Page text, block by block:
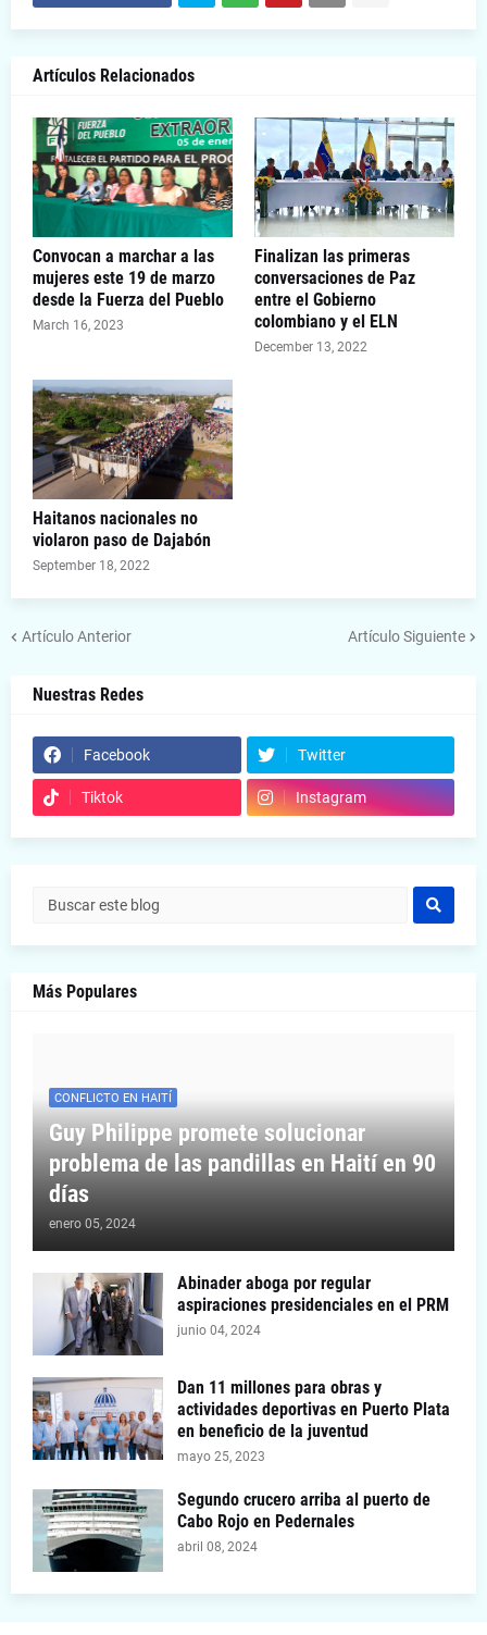
Artículos Relacionados
Convocan a marchar a las
mujeres este 19 de marzo
desde la Fuerza del Pueblo
March 16, 2023
Finalizan las primeras
conversaciones de Paz
entre el Gobierno
colombiano y el ELN
December 13, 2022
Haitanos nacionales no
violaron paso de Dajabón
September 18, 2022
Artículo Anterior Artículo Siguiente
Nuestras Redes
Facebook Twitter
Tiktok Instagram
Más Populares
CONFLICTO EN HAITÍ
Guy Philippe promete solucionar
problema de las pandillas en Haití en 90
días
enero 05, 2024
Abinader aboga por regular
aspiraciones presidenciales en el PRM
junio 04, 2024
Dan 11 millones para obras y
actividades deportivas en Puerto Plata
en beneficio de la juventud
mayo 25, 2023
Segundo crucero arriba al puerto de
Cabo Rojo en Pedernales
abril 08, 2024